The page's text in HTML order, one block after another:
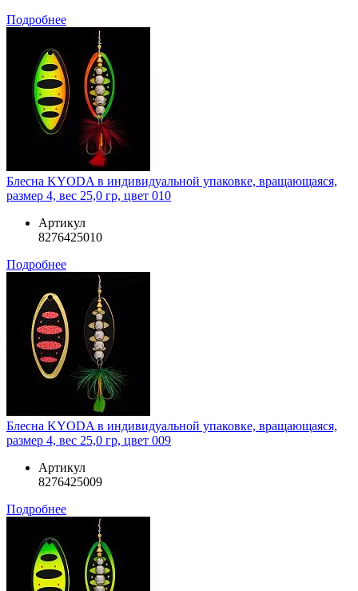
Подробнее
Блесна KYODA в индивидуальной упаковке, вращающаяся,
размер 4, вес 25,0 гр, цвет 010
Артикул
8276425010
Подробнее
Блесна KYODA в индивидуальной упаковке, вращающаяся,
размер 4, вес 25,0 гр, цвет 009
Артикул
8276425009
Подробнее